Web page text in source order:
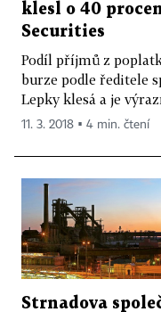
klesl o 40
Securities
Podíl příjmů z
burze podle ředitele
Lepky klesá a je
11. 3. 2018 ▪ 4 min. čtení
Strnadova